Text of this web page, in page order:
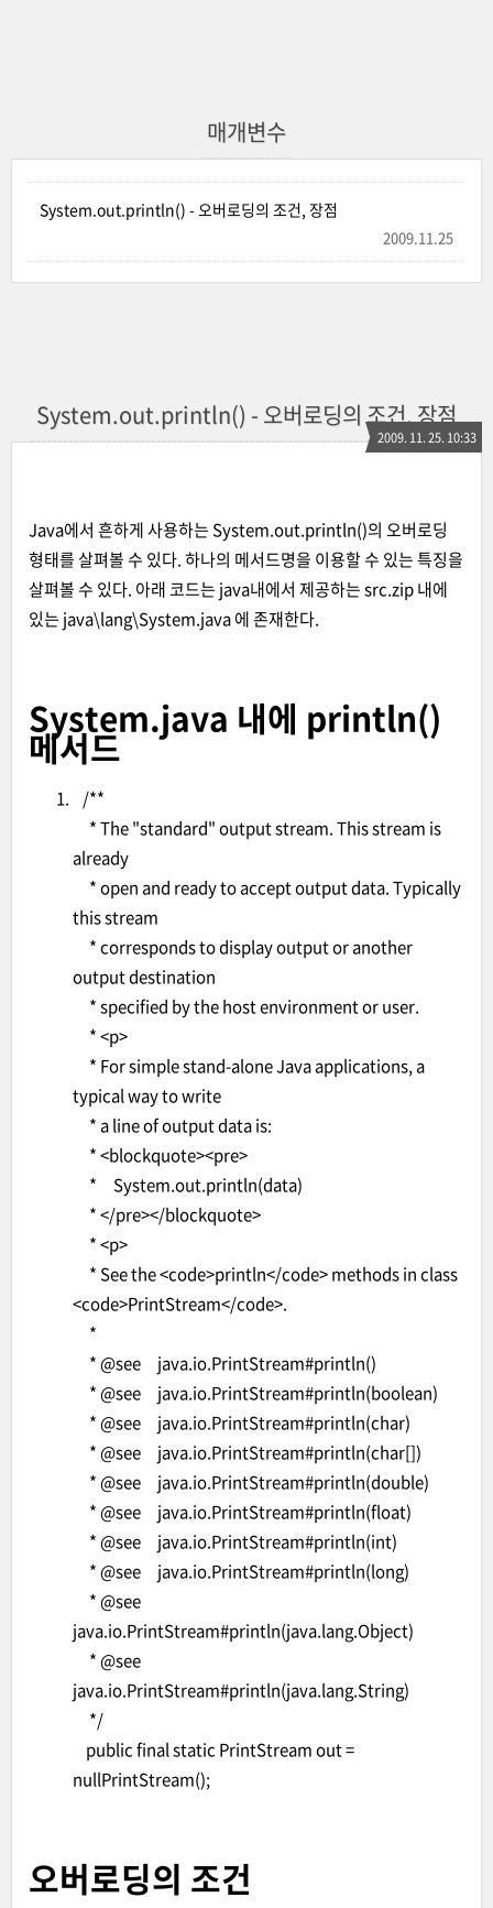
매개변수
System.out.println() - 오버로딩의 조건, 장점
2009.11.25
System.out.println() - 오버로딩의 조건, 장점
2009. 11. 25. 10:33
Java에서 흔하게 사용하는 System.out.println()의 오버로딩
형태를 살펴볼 수 있다. 하나의 메서드명을 이용할 수 있는 특징을
살펴볼 수 있다. 아래 코드는 java내에서 제공하는 src.zip 내에
있는 java\lang\System.java 에 존재한다.
System.java 내에 println()
메서드
/**
* The "standard" output stream. This stream is
already
* open and ready to accept output data. Typically
this stream
* corresponds to display output or another
output destination
* specified by the host environment or user.
* <p>
* For simple stand-alone Java applications, a
typical way to write
* a line of output data is:
* <blockquote><pre>
* System.out.println(data)
* </pre></blockquote>
* <p>
* See the <code>println</code> methods in class
<code>PrintStream</code>.
*
* @see java.io.PrintStream#println()
* @see java.io.PrintStream#println(boolean)
* @see java.io.PrintStream#println(char)
* @see java.io.PrintStream#println(char[])
* @see java.io.PrintStream#println(double)
* @see java.io.PrintStream#println(float)
* @see java.io.PrintStream#println(int)
* @see java.io.PrintStream#println(long)
* @see
java.io.PrintStream#println(java.lang.Object)
* @see
java.io.PrintStream#println(java.lang.String)
*/
public final static PrintStream out =
nullPrintStream();
오버로딩의 조건